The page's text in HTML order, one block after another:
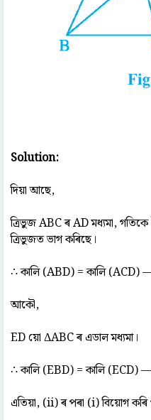
Solution:
দিয়া আছে,
ত্ৰিভুজ ABC ৰ AD মধ্যমা,
ত্ৰিভুজত ভাগ কৰিছে।
∴ কালি (ABD) = কালি (ACD)
আকৌ,
ED য়ো ΔABC ৰ এডাল মধ্যমা।
∴ কালি (EBD) = কালি (ECD)
এতিয়া, (ii) ৰ পৰা (i) বিয়োগ